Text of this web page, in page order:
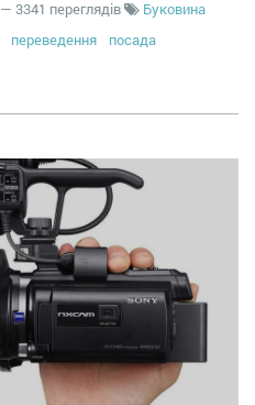
— 3341 переглядів
Буковина
переведення посада